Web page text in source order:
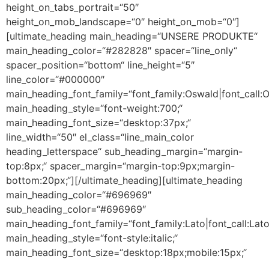
height_on_tabs_portrait=“50″
height_on_mob_landscape=“0″ height_on_mob=“0″]
[ultimate_heading main_heading=“UNSERE PRODUKTE“
main_heading_color=“#282828″ spacer=“line_only“
spacer_position=“bottom“ line_height=“5″
line_color=“#000000″
main_heading_style=“font-weight:700;“
main_heading_font_size=“desktop:37px;“
line_width=“50″ el_class=“line_main_color
heading_letterspace“ sub_heading_margin=“margin-
top:8px;“ spacer_margin=“margin-top:9px;margin-
bottom:20px;“][/ultimate_heading][ultimate_heading
main_heading_color=“#696969″
sub_heading_color=“#696969″
main_heading_style=“font-style:italic;“
main_heading_font_size=“desktop:18px;mobile:15px;“